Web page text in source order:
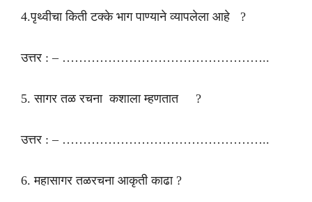
4.पृथ्वीचा किती टक्के भाग पाण्याने व्यापलेला आहे ?
उत्तर : – …………………………………………..
5. सागर तळ रचना कशाला म्हणतात ?
उत्तर : – …………………………………………..
6. महासागर तळरचना आकृती काढा ?